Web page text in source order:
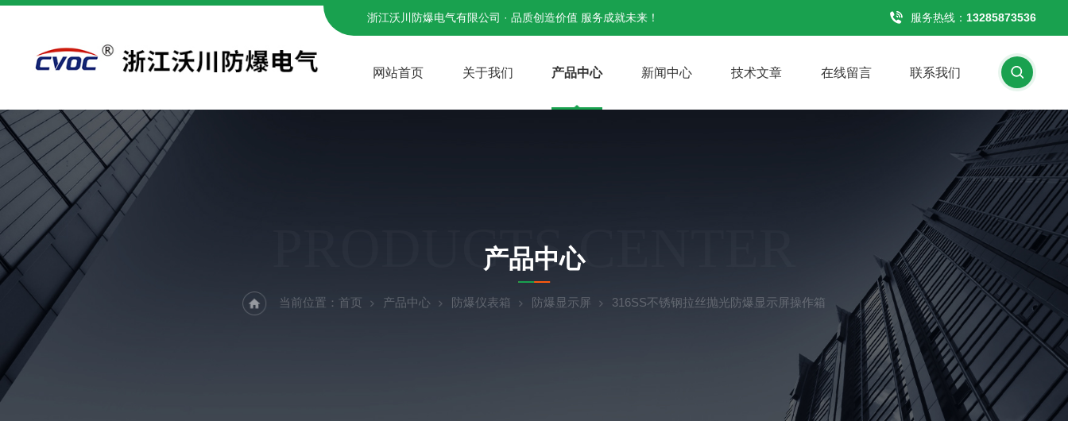
浙江沃川防爆电气有限公司 · 品质创造价值 服务成就未来！ 服务热线： 13285873536
网站首页 关于我们 产品中心 新闻中心 技术文章 在线留言 联系我们
PRODUCTS CENTER
产品中心
当前位置： 首页 产品中心 防爆仪表箱 防爆显示屏 316SS不锈钢拉丝抛光防爆显示屏操作箱